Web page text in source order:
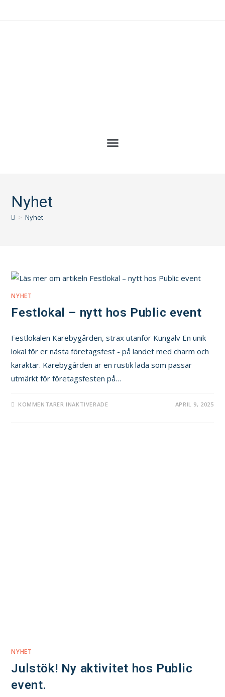
Nyhet
> Nyhet
NYHET
Festlokal – nytt hos Public event
Festlokalen Karebygården, strax utanför Kungälv En unik
lokal för er nästa företagsfest - på landet med charm och
karaktär. Karebygården är en rustik lada som passar
utmärkt för företagsfesten på…
KOMMENTARER INAKTIVERADE APRIL 9, 2025
NYHET
Julstök! Ny aktivitet hos Public
event.